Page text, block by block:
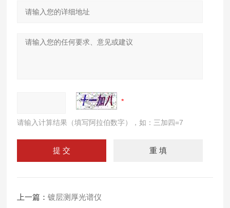
请输入计算结果（填写阿拉伯数字），如：三加四=7
上一篇：镀层测厚光谱仪